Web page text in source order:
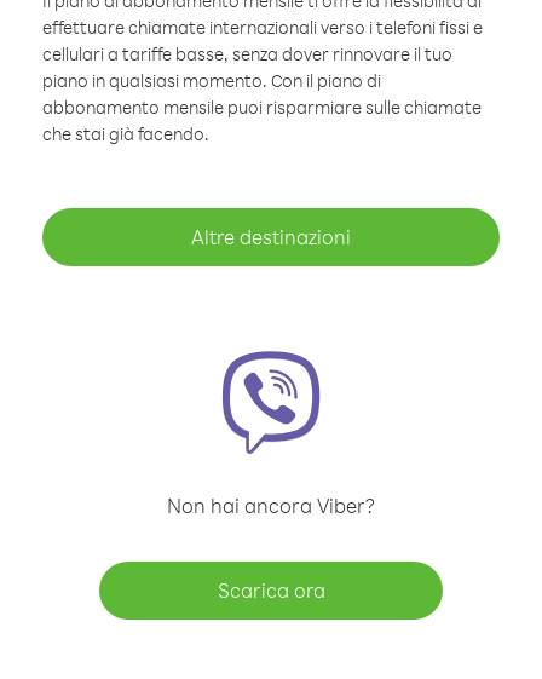
effettuare chiamate internazionali verso i telefoni fissi e
cellulari a tariffe basse, senza dover rinnovare il tuo
piano in qualsiasi momento. Con il piano di
abbonamento mensile puoi risparmiare sulle chiamate
che stai già facendo.
Altre destinazioni
Non hai ancora Viber?
Scarica ora